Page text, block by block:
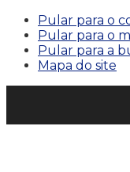
Pular para o
Pular para o
Pular para a
Mapa do site